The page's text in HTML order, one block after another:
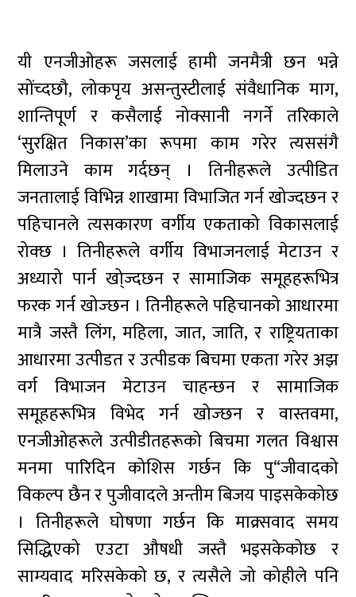
यी एनजीओहरू जसलाई हामी जनमैत्री छन भन्ने
सोंच्दछौ, लोकपृय असन्तुस्टीलाई संवैधानिक माग,
शान्तिपूर्ण र कसैलाई नोक्सानी नगर्ने तरिकाले
‘सुरक्षित निकास’का रूपमा काम गरेर त्यससंगै
मिलाउने काम गर्दछन् । तिनीहरूले उत्पीडित
जनतालाई विभिन्न शाखामा विभाजित गर्न खोज्दछन र
पहिचानले त्यसकारण वर्गीय एकताको विकासलाई
रोक्छ । तिनीहरूले वर्गीय विभाजनलाई मेटाउन र
अध्यारो पार्न खो्ज्दछन र सामाजिक समूहहरूभित्र
फरक गर्न खोज्छन । तिनीहरूले पहिचानको आधारमा
मात्रै जस्तै लिंग, महिला, जात, जाति, र राष्ट्रियताका
आधारमा उत्पीडत र उत्पीडक बिचमा एकता गरेर अझ
वर्ग विभाजन मेटाउन चाहन्छन र सामाजिक
समूहहरूभित्र विभेद गर्न खोज्छन र वास्तवमा,
एनजीओहरूले उत्पीडीतहरूको बिचमा गलत विश्वास
मनमा पारिदिन कोशिस गर्छन कि पु“जीवादको
विकल्प छैन र पुजीवादले अन्तीम बिजय पाइसकेकोछ
। तिनीहरूले घोषणा गर्छन कि माक्र्सवाद समय
सिद्धिएको एउटा औषधी जस्तै भइसकेकोछ र
साम्यवाद मरिसकेको छ, र त्यसैले जो कोहीले पनि